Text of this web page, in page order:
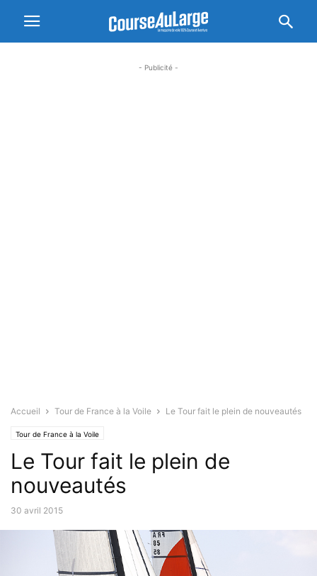
- Publicité -
Accueil Tour de France à la Voile Le Tour fait le plein de nouveautés
Tour de France à la Voile
Le Tour fait le plein de
nouveautés
30 avril 2015